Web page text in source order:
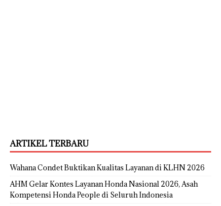
ARTIKEL TERBARU
Wahana Condet Buktikan Kualitas Layanan di KLHN 2026
AHM Gelar Kontes Layanan Honda Nasional 2026, Asah
Kompetensi Honda People di Seluruh Indonesia